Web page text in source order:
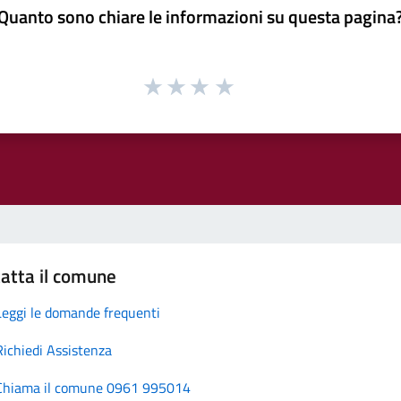
sono chiare le informazioni su questa
il comune
le domande frequenti
Assistenza
il comune 0961 995014